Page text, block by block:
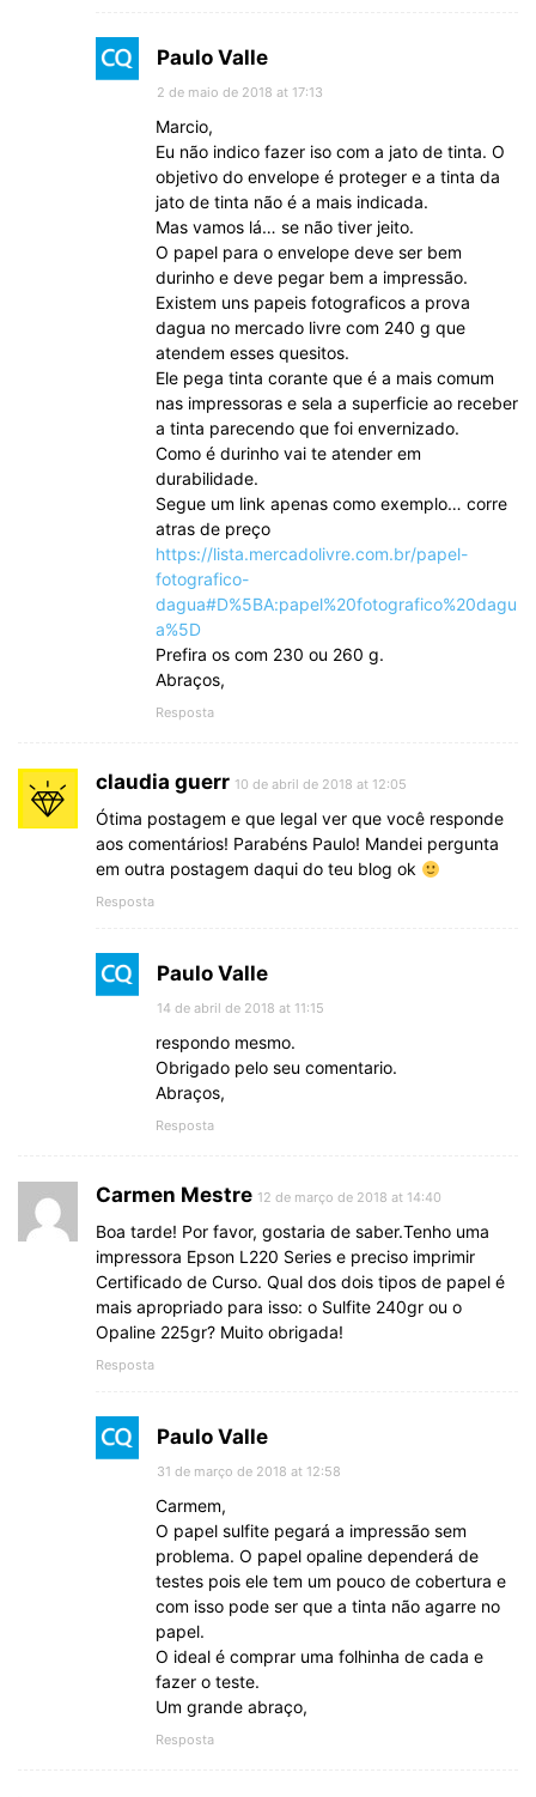
Paulo Valle
2 de maio de 2018 at 17:13
Marcio,
Eu não indico fazer iso com a jato de tinta. O
objetivo do envelope é proteger e a tinta da
jato de tinta não é a mais indicada.
Mas vamos lá… se não tiver jeito.
O papel para o envelope deve ser bem
durinho e deve pegar bem a impressão.
Existem uns papeis fotograficos a prova
dagua no mercado livre com 240 g que
atendem esses quesitos.
Ele pega tinta corante que é a mais comum
nas impressoras e sela a superficie ao receber
a tinta parecendo que foi envernizado.
Como é durinho vai te atender em
durabilidade.
Segue um link apenas como exemplo… corre
atras de preço
https://lista.mercadolivre.com.br/papel-
fotografico-
dagua#D%5BA:papel%20fotografico%20dagu
a%5D
Prefira os com 230 ou 260 g.
Abraços,
Resposta
claudia guerr 10 de abril de 2018 at 12:05
Ótima postagem e que legal ver que você responde
aos comentários! Parabéns Paulo! Mandei pergunta
em outra postagem daqui do teu blog ok
Resposta
Paulo Valle
14 de abril de 2018 at 11:15
respondo mesmo.
Obrigado pelo seu comentario.
Abraços,
Resposta
Carmen Mestre 12 de março de 2018 at 14:40
Boa tarde! Por favor, gostaria de saber.Tenho uma
impressora Epson L220 Series e preciso imprimir
Certificado de Curso. Qual dos dois tipos de papel é
mais apropriado para isso: o Sulfite 240gr ou o
Opaline 225gr? Muito obrigada!
Resposta
Paulo Valle
31 de março de 2018 at 12:58
Carmem,
O papel sulfite pegará a impressão sem
problema. O papel opaline dependerá de
testes pois ele tem um pouco de cobertura e
com isso pode ser que a tinta não agarre no
papel.
O ideal é comprar uma folhinha de cada e
fazer o teste.
Um grande abraço,
Resposta